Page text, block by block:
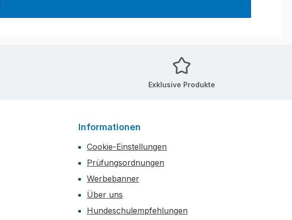
Exklusive Produkte
Informationen
Cookie-Einstellungen
Prüfungsordnungen
Werbebanner
Über uns
Hundeschulempfehlungen